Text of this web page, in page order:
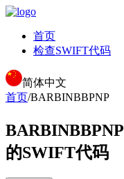
首页
检查SWIFT代码
简体中文
首页/BARBINBBPNP
BARBINBBPNP
的SWIFT代码